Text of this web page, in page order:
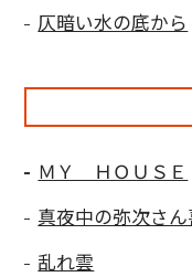
仄暗い水の底から
ＭＹ ＨＯＵＳＥ
真夜中の弥次さ
乱れ雲